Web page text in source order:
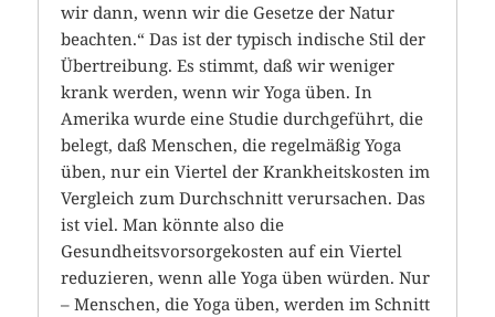
wir dann, wenn wir die Gesetze der Natur
beachten.“ Das ist der typisch indische Stil der
Übertreibung. Es stimmt, daß wir weniger
krank werden, wenn wir Yoga üben. In
Amerika wurde eine Studie durchgeführt, die
belegt, daß Menschen, die regelmäßig Yoga
üben, nur ein Viertel der Krankheitskosten im
Vergleich zum Durchschnitt verursachen. Das
ist viel. Man könnte also die
Gesundheitsvorsorgekosten auf ein Viertel
reduzieren, wenn alle Yoga üben würden. Nur
– Menschen, die Yoga üben, werden im Schnitt